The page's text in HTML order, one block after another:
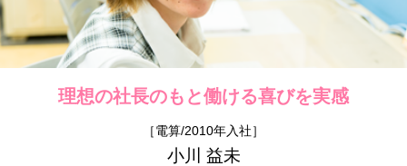
理想の社長のもと働ける喜びを実感
［電算/2010年入社］
小川 益未